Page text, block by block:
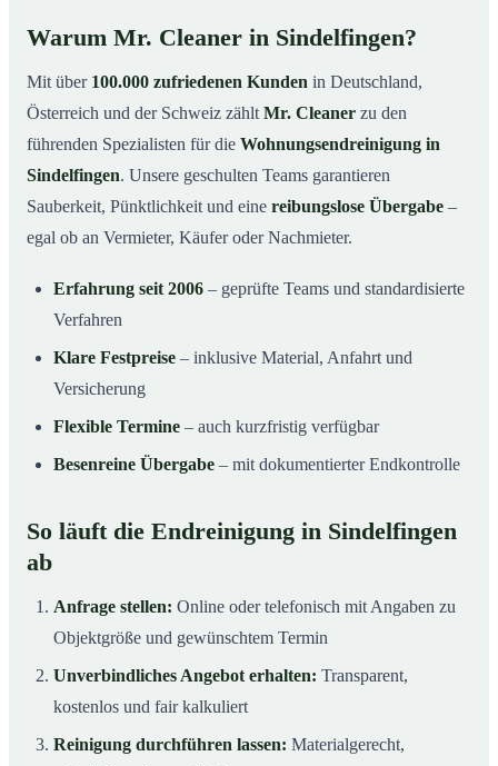
Warum Mr. Cleaner in Sindelfingen?
Mit über 100.000 zufriedenen Kunden in Deutschland,
Österreich und der Schweiz zählt Mr. Cleaner zu den
führenden Spezialisten für die Wohnungsendreinigung in
Sindelfingen. Unsere geschulten Teams garantieren
Sauberkeit, Pünktlichkeit und eine reibungslose Übergabe –
egal ob an Vermieter, Käufer oder Nachmieter.
Erfahrung seit 2006 – geprüfte Teams und standardisierte
Verfahren
Klare Festpreise – inklusive Material, Anfahrt und
Versicherung
Flexible Termine – auch kurzfristig verfügbar
Besenreine Übergabe – mit dokumentierter Endkontrolle
So läuft die Endreinigung in Sindelfingen
ab
Anfrage stellen: Online oder telefonisch mit Angaben zu
Objektgröße und gewünschtem Termin
Unverbindliches Angebot erhalten: Transparent,
kostenlos und fair kalkuliert
Reinigung durchführen lassen: Materialgerecht,